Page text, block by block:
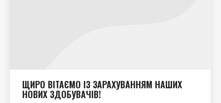
ЩИРО ВІТАЄМО ІЗ ЗАРАХУВАННЯМ НАШИХ
НОВИХ ЗДОБУВАЧІВ!